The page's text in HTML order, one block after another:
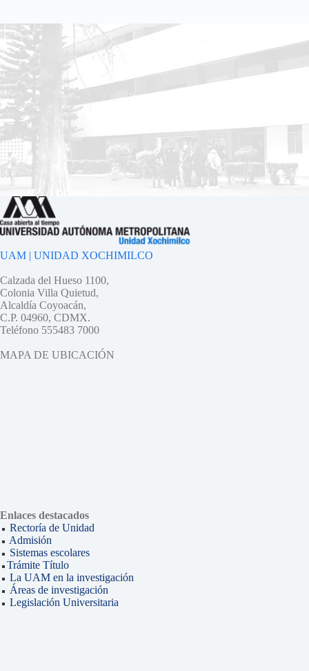
UAM | UNIDAD XOCHIMILCO
Calzada del Hueso 1100,
Colonia Villa Quietud,
Alcaldía Coyoacán,
C.P. 04960, CDMX.
Teléfono 555483 7000
MAPA DE UBICACIÓN
Enlaces destacados
Rectoría de Unidad
Admisión
Sistemas escolares
Trámite Título
La UAM en la investigación
Áreas de investigación
Legislación Universitaria